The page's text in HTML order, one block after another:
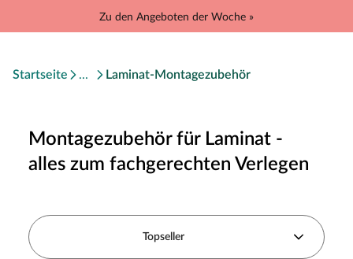
Zu den Angeboten der Woche »
Startseite Laminat-Montagezubehör
Montagezubehör für Laminat -
alles zum fachgerechten Verlegen
Topseller